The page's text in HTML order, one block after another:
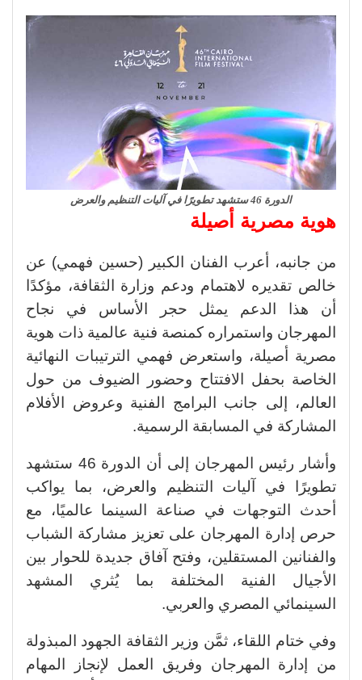
الدورة 46 ستشهد تطويرًا في آليات التنظيم والعرض
هوية مصرية أصيلة
من جانبه، أعرب الفنان الكبير (حسين فهمي) عن
خالص تقديره لاهتمام ودعم وزارة الثقافة، مؤكدًا
أن هذا الدعم يمثل حجر الأساس في نجاح
المهرجان واستمراره كمنصة فنية عالمية ذات هوية
مصرية أصيلة، واستعرض فهمي الترتيبات النهائية
الخاصة بحفل الافتتاح وحضور الضيوف من حول
العالم، إلى جانب البرامج الفنية وعروض الأفلام
المشاركة في المسابقة الرسمية.
وأشار رئيس المهرجان إلى أن الدورة 46 ستشهد
تطويرًا في آليات التنظيم والعرض، بما يواكب
أحدث التوجهات في صناعة السينما عالميًا، مع
حرص إدارة المهرجان على تعزيز مشاركة الشباب
والفنانين المستقلين، وفتح آفاق جديدة للحوار بين
الأجيال الفنية المختلفة بما يُثري المشهد
السينمائي المصري والعربي.
وفي ختام اللقاء، ثمَّن وزير الثقافة الجهود المبذولة
من إدارة المهرجان وفريق العمل لإنجاز المهام